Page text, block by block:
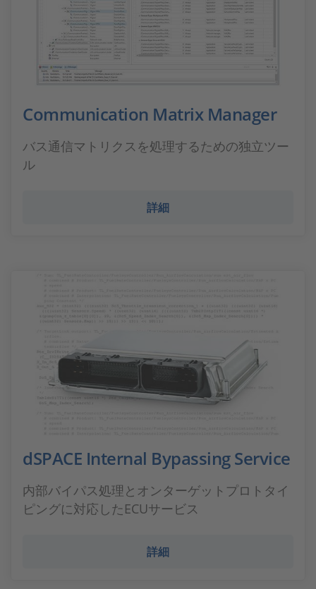
Communication Matrix Manager
バス通信マトリクスを処理するための独立ツー
ル
詳細
dSPACE Internal Bypassing Service
内部バイパス処理とオンターゲットプロトタイ
ピングに対応したECUサービス
詳細